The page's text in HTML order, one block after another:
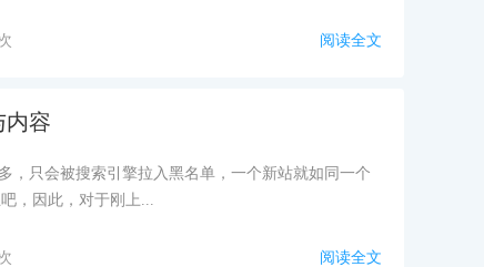
阅读全文
内容
，只会被搜索引擎拉入黑名单，一个新站就如同一个
，因此，对于刚上...
阅读全文